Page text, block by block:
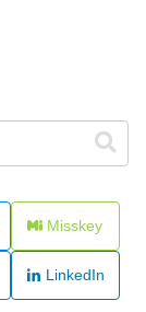
Misskey
LinkedIn